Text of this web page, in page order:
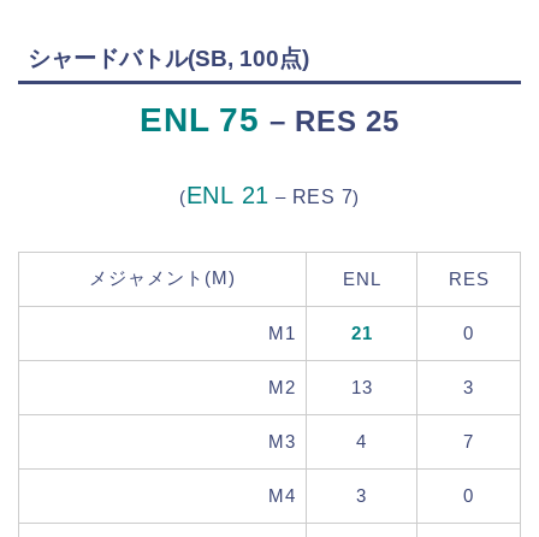
シャードバトル(SB, 100点)
ENL 75 – RES 25
(ENL 21 – RES 7)
メジャメント(M) ENL RES
M1 21 0
M2 13 3
M3 4 7
M4 3 0